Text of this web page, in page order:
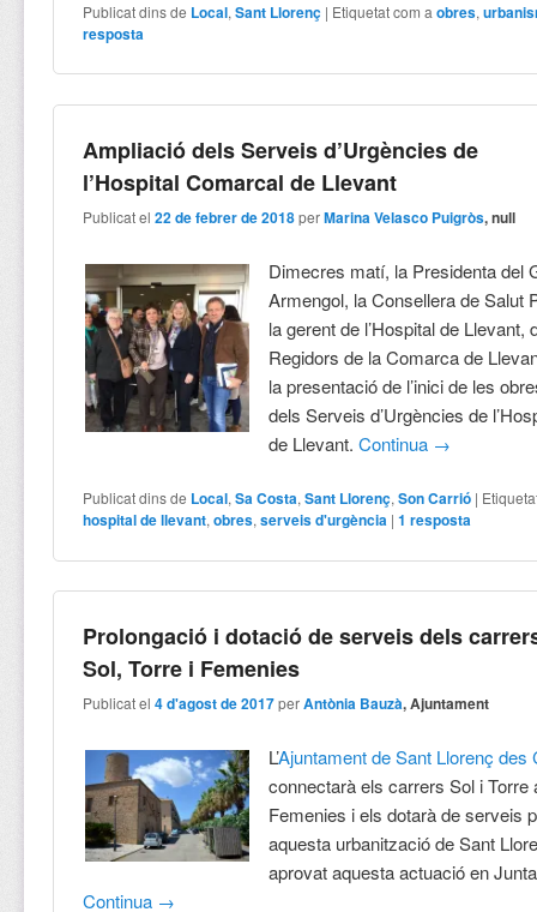
Publicat dins de Local,Sant Llorenç | Etiquetat com a obres,
resposta
Ampliació dels Serveis d’Urgències de
l’Hospital Comarcal de Llevant
Publicat el22 de febrer de 2018 perMarina Velasco Puigròs, null
Dimecres matí, la Presidenta del
Armengol, la Consellera de Salut
la gerent de l’Hospital de Llevant,
Regidors de la Comarca de
la presentació de l’inici de les
dels Serveis d’Urgències de
de Llevant.Continua →
Publicat dins de Local,Sa Costa,Sant Llorenç,Son Carrió |
hospital de llevant,obres,serveis d'urgència |1 resposta
Prolongació i dotació de serveis dels
Sol, Torre i Femenies
Publicat el4 d'agost de 2017 perAntònia Bauzà, Ajuntament
L’Ajuntament de Sant Llorenç des
connectarà els carrers Sol i Torre
Femenies i els dotarà de serveis
aquesta urbanització de Sant
aprovat aquesta actuació en
Continua →